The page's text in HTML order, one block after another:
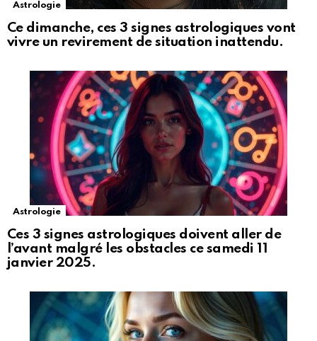
Astrologie
Ce dimanche, ces 3 signes astrologiques vont
vivre un revirement de situation inattendu.
Astrologie
Ces 3 signes astrologiques doivent aller de
l’avant malgré les obstacles ce samedi 11
janvier 2025.